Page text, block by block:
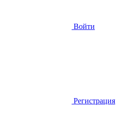
Войти
Регистрация